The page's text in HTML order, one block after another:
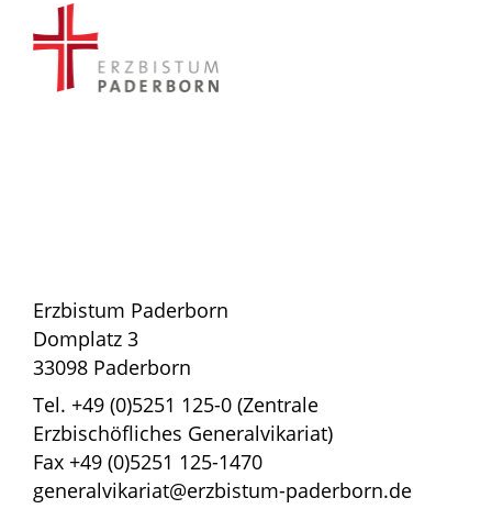
Erzbistum Paderborn
Domplatz 3
33098 Paderborn
Tel. +49 (0)5251 125-0 (Zentrale
Erzbischöfliches Generalvikariat)
Fax +49 (0)5251 125-1470
generalvikariat@erzbistum-paderborn.de